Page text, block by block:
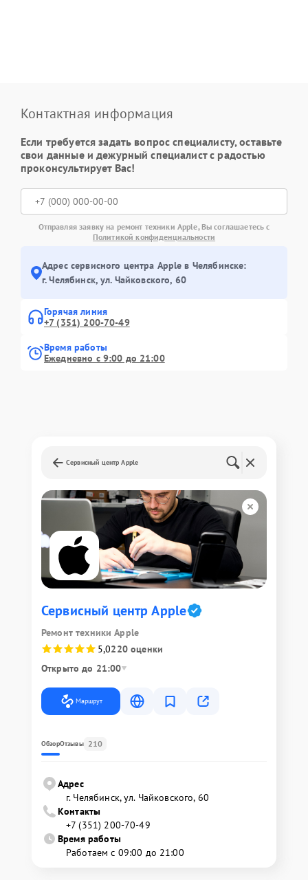
Контактная информация
Если требуется задать вопрос специалисту, оставьте
свои данные и дежурный специалист с радостью
проконсультирует Вас!
Отправляя заявку на ремонт техники Apple, Вы соглашаетесь с
Политикой конфиденциальности
Адрес сервисного центра Apple в Челябинске:
г. Челябинск, ул. Чайковского, 60
Горячая линия
+7 (351) 200-70-49
Время работы
Ежедневно с 9:00 до 21:00
Сервисный центр Apple
Сервисный центр Apple
Ремонт техники Apple
5,0220 оценки
Открыто до 21:00
Маршрут
ОбзорОтзывы 210
Адрес
г. Челябинск, ул. Чайковского, 60
Контакты
+7 (351) 200-70-49
Время работы
Работаем с 09:00 до 21:00